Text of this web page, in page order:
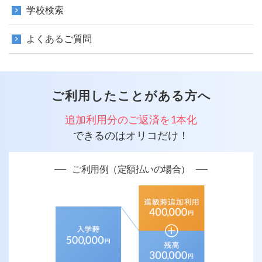
学校検索
よくあるご質問
ご利用したことがある方へ
追加利用分のご返済を1本化
できるのはオリコだけ！
ご利用例（定額払いの場合）